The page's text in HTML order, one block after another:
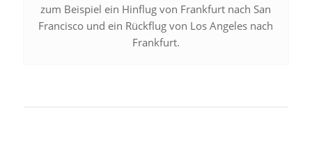
zum Beispiel ein Hinflug von Frankfurt nach San
Francisco und ein Rückflug von Los Angeles nach
Frankfurt.